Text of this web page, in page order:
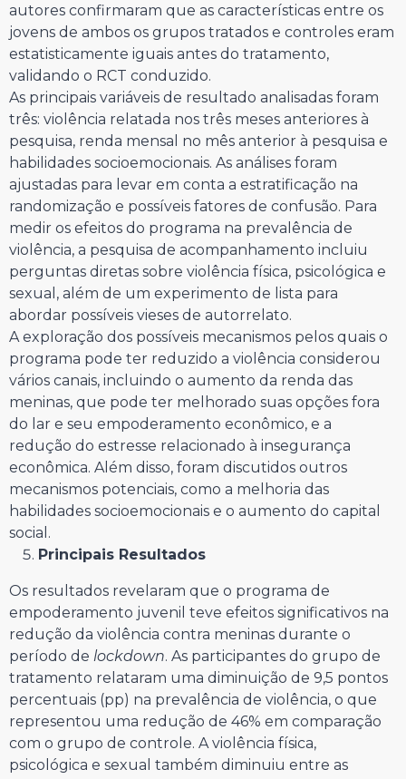
autores confirmaram que as características entre os
jovens de ambos os grupos tratados e controles eram
estatisticamente iguais antes do tratamento,
validando o RCT conduzido.
As principais variáveis de resultado analisadas foram
três: violência relatada nos três meses anteriores à
pesquisa, renda mensal no mês anterior à pesquisa e
habilidades socioemocionais. As análises foram
ajustadas para levar em conta a estratificação na
randomização e possíveis fatores de confusão. Para
medir os efeitos do programa na prevalência de
violência, a pesquisa de acompanhamento incluiu
perguntas diretas sobre violência física, psicológica e
sexual, além de um experimento de lista para
abordar possíveis vieses de autorrelato.
A exploração dos possíveis mecanismos pelos quais o
programa pode ter reduzido a violência considerou
vários canais, incluindo o aumento da renda das
meninas, que pode ter melhorado suas opções fora
do lar e seu empoderamento econômico, e a
redução do estresse relacionado à insegurança
econômica. Além disso, foram discutidos outros
mecanismos potenciais, como a melhoria das
habilidades socioemocionais e o aumento do capital
social.
Principais Resultados
Os resultados revelaram que o programa de
empoderamento juvenil teve efeitos significativos na
redução da violência contra meninas durante o
período de lockdown. As participantes do grupo de
tratamento relataram uma diminuição de 9,5 pontos
percentuais (pp) na prevalência de violência, o que
representou uma redução de 46% em comparação
com o grupo de controle. A violência física,
psicológica e sexual também diminuiu entre as